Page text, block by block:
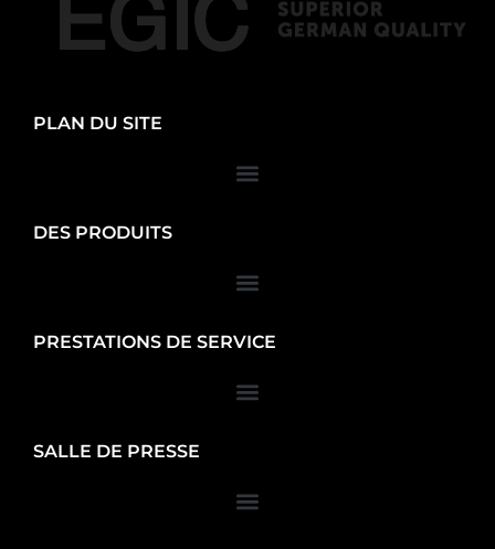
PLAN DU SITE
DES PRODUITS
PRESTATIONS DE SERVICE
SALLE DE PRESSE